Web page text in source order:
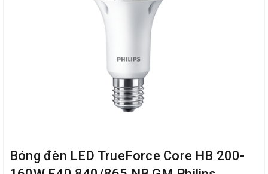
Bóng đèn LED TrueForce Core HB 200-